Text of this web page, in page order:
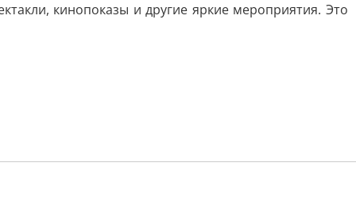
кинопоказы и другие яркие мероприятия. Это